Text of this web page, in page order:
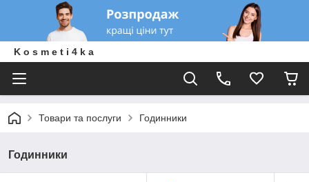
K o s m e t i 4 k a
Товари та послуги Годинники
Годинники